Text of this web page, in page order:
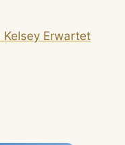
Kelsey Erwartet